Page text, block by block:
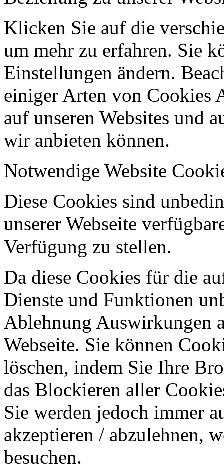
Klicken Sie auf die
um mehr zu erfahren. Sie
Einstellungen ändern.
einiger Arten von Cookies
auf unseren Websites und
wir anbieten können.
Notwendige Website
Diese Cookies sind
unserer Webseite
Verfügung zu stellen.
Da diese Cookies für die
Dienste und Funktionen
Ablehnung Auswirkungen
Webseite. Sie können
löschen, indem Sie Ihre
das Blockieren aller
Sie werden jedoch immer
akzeptieren / abzulehnen,
besuchen.